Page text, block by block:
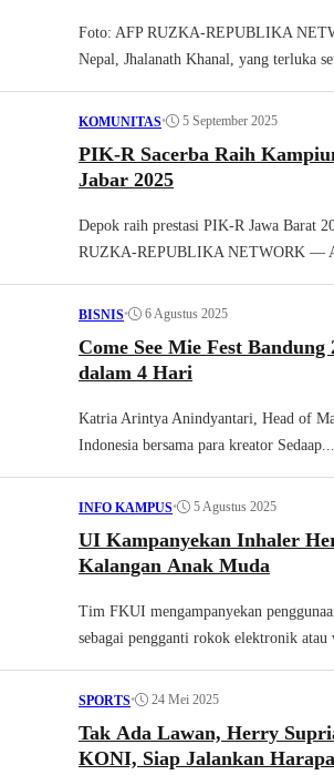
Foto: AFP RUZKA-REPUBLIKA
Nepal, Jhalanath Khanal, yang terluka
KOMUNITAS• 5 September 2025
PIK-R Sacerba Raih
Jabar 2025
Depok raih prestasi PIK-R Jawa Barat
RUZKA-REPUBLIKA NETWORK —
BISNIS• 6 Agustus 2025
Come See Mie Fest
dalam 4 Hari
Katria Arintya Anindyantari, Head of
Indonesia bersama para kreator Sedaap...
INFO KAMPUS• 5 Agustus 2025
UI Kampanyekan Inhaler
Kalangan Anak Muda
Tim FKUI mengampanyekan
sebagai pengganti rokok elektronik atau
SPORTS• 24 Mei 2025
Tak Ada Lawan, Herry
KONI, Siap Jalankan